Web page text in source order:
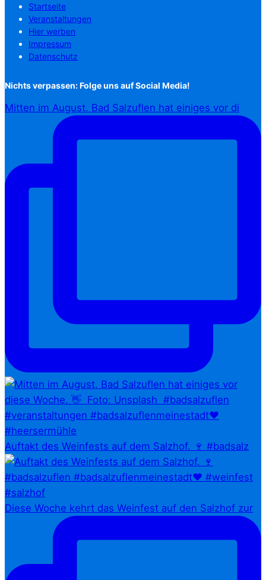
Startseite
Veranstaltungen
Hier werben
Impressum
Datenschutz
Nichts verpassen: Folge uns auf Social Media!
Mitten im August. Bad Salzuflen hat einiges vor di
Auftakt des Weinfests auf dem Salzhof. 🍷 #badsalz
Diese Woche kehrt das Weinfest auf den Salzhof zur